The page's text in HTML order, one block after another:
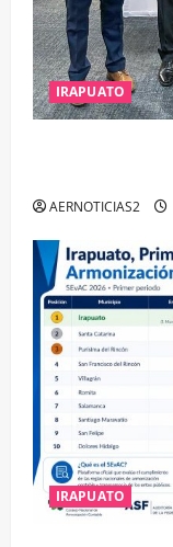
IRAPUATO
AERNOTICIAS2
IRAPUATO